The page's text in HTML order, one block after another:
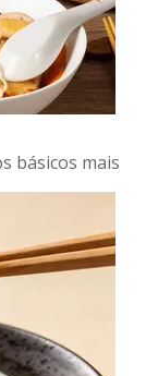
básicos mais